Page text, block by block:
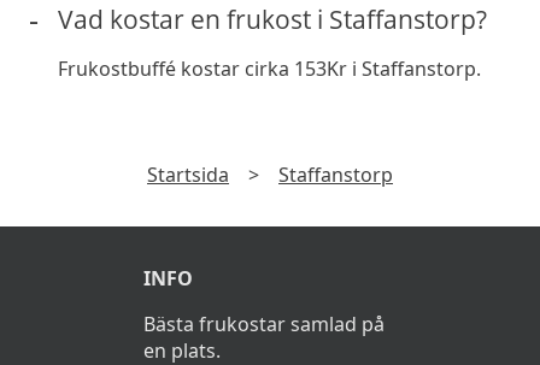
Vad kostar en frukost i Staffanstorp?
Frukostbuffé kostar cirka 153Kr i Staffanstorp.
Startsida > Staffanstorp
INFO
Bästa frukostar samlad på
en plats.